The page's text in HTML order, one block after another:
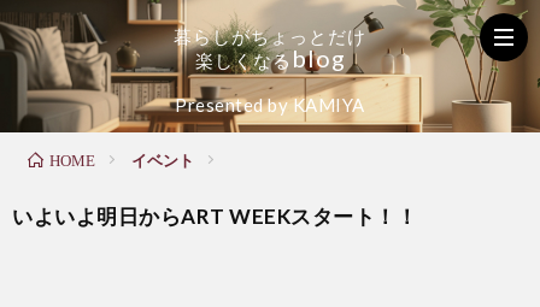
暮らしがちょ っ と だけ
楽しくなる blog
Presented by KAMIYA お た
HOME イベント
いよいよ明日からART WEEKスタート！！